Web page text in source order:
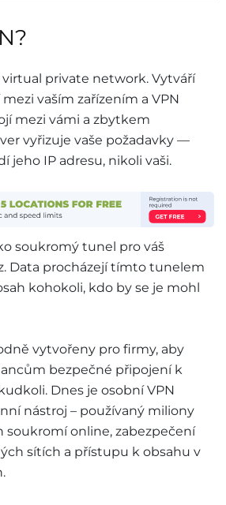
virtual private network. Vytváří
vaším zařízením a VPN
mezi vámi a zbytkem
vyřizuje vaše požadavky —
jeho IP adresu, nikoli vaši.
soukromý tunel pro váš
Data procházejí tímto tunelem
kohokoli, kdo by se je mohl
vytvořeny pro firmy, aby
bezpečné připojení k
Dnes je osobní VPN
nástroj – používaný miliony
soukromí online, zabezpečení
sítích a přístupu k obsahu v